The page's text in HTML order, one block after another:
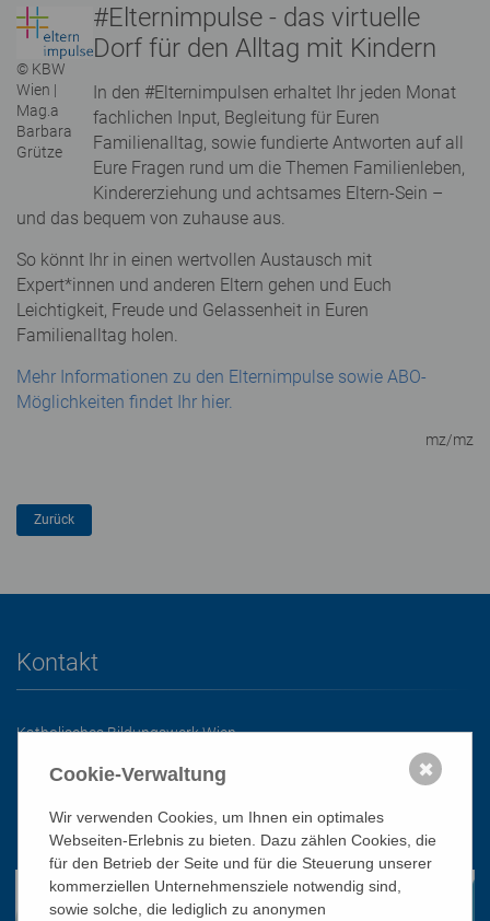
© KBW
Wien |
Mag.a
Barbara
Grütze
#Elternimpulse - das virtuelle
Dorf für den Alltag mit Kindern
In den #Elternimpulsen erhaltet Ihr jeden Monat
fachlichen Input, Begleitung für Euren
Familienalltag, sowie fundierte Antworten auf all
Eure Fragen rund um die Themen Familienleben,
Kindererziehung und achtsames Eltern-Sein –
und das bequem von zuhause aus.
So könnt Ihr in einen wertvollen Austausch mit
Expert*innen und anderen Eltern gehen und Euch
Leichtigkeit, Freude und Gelassenheit in Euren
Familienalltag holen.
Mehr Informationen zu den Elternimpulse sowie ABO-
Möglichkeiten findet Ihr hier.
mz/mz
Kontakt
Katholisches Bildungswerk Wien
1010 Wien, Stephansplatz 3
office@bildungswerk.at
Cookie-Verwaltung
Wir verwenden Cookies, um Ihnen ein optimales
Webseiten-Erlebnis zu bieten. Dazu zählen Cookies, die
für den Betrieb der Seite und für die Steuerung unserer
kommerziellen Unternehmensziele notwendig sind,
sowie solche, die lediglich zu anonymen
✖